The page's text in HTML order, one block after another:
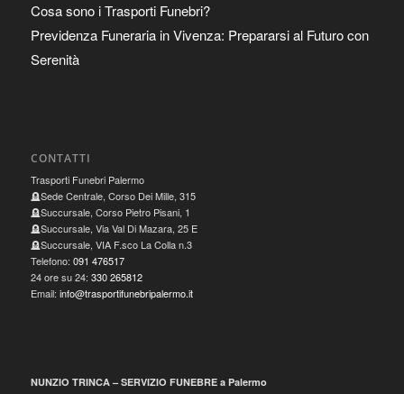
Cosa sono i Trasporti Funebri?
Previdenza Funeraria in Vivenza: Prepararsi al Futuro con
Serenità
CONTATTI
Trasporti Funebri Palermo
🪦Sede Centrale, Corso Dei Mille, 315
🪦Succursale, Corso Pietro Pisani, 1
🪦Succursale, Via Val Di Mazara, 25 E
🪦Succursale, VIA F.sco La Colla n.3
Telefono: 091 476517
24 ore su 24: 330 265812
Email: info@trasportifunebripalermo.it
NUNZIO TRINCA – SERVIZIO FUNEBRE a Palermo